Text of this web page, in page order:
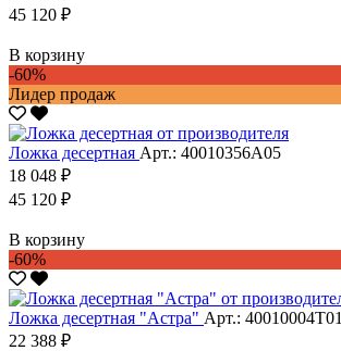
45 120 ₽
В корзину
-60%
Лидер продаж
Ложка десертная Арт.: 40010356А05
18 048 ₽
45 120 ₽
В корзину
-60%
Ложка десертная "Астра" Арт.: 40010004Т01
22 388 ₽